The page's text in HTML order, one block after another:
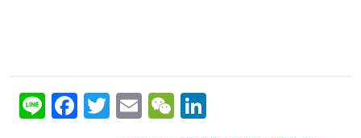
Li F
T
E
W